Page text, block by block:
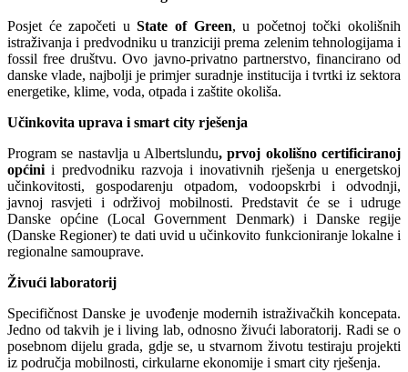
Posjet će započeti uState of Green, u početnoj točki okolišnih
istraživanja i predvodniku u tranziciji prema zelenim tehnologijama i
fossil free društvu. Ovo javno-privatno partnerstvo, financirano od
danske vlade, najbolji je primjer suradnje institucija i tvrtki iz sektora
energetike, klime, voda, otpada i zaštite okoliša.
Učinkovita uprava i smart city rješenja
Program se nastavlja u Albertslundu, prvoj okolišno certificiranoj
općini i predvodniku razvoja i inovativnih rješenja u energetskoj
učinkovitosti, gospodarenju otpadom, vodoopskrbi i odvodnji,
javnoj rasvjeti i održivoj mobilnosti. Predstavit će se i udruge
Danske općine (Local Government Denmark) i Danske regije
(Danske Regioner) te dati uvid u učinkovito funkcioniranje lokalne i
regionalne samouprave.
Živući laboratorij
Specifičnost Danske je uvođenje modernih istraživačkih koncepata.
Jedno od takvih je i living lab, odnosno živući laboratorij. Radi se o
posebnom dijelu grada, gdje se, u stvarnom životu testiraju projekti
iz područja mobilnosti, cirkularne ekonomije i smart city rješenja.